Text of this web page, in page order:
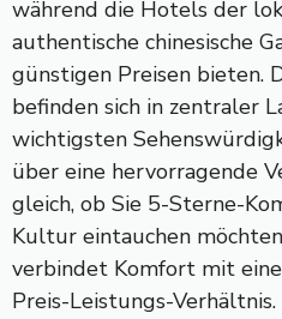
während die Hotels der
authentische chinesische
günstigen Preisen bieten.
befinden sich in zentraler
wichtigsten
über eine hervorragende
gleich, ob Sie 5-Sterne-
Kultur eintauchen
verbindet Komfort mit
Preis-Leistungs-Verhältnis.